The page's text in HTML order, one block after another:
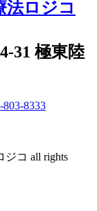
31 極東陸
コ all rights